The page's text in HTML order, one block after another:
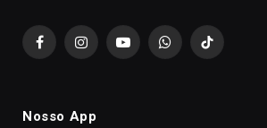
FacebookInstagramYouTubeWhatsAppTikTok
Nosso App